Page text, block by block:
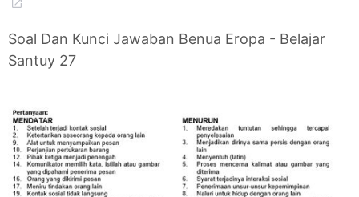
Soal Dan Kunci Jawaban Benua Eropa - Belajar
Santuy 27